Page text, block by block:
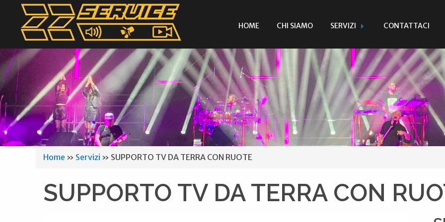
HOME CHI SIAMO SERVIZI CONTATTACI
Home » Servizi » SUPPORTO TV DA TERRA CON RUOTE
SUPPORTO TV DA TERRA CON